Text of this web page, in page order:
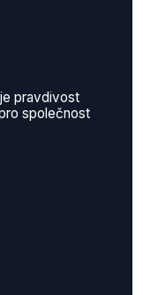
pravdivost
společnost